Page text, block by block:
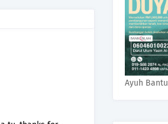
Ayuh Bantu